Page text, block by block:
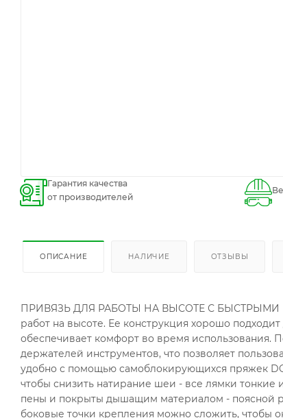
Гарантия качества
от производителей
ОПИСАНИЕ НАЛИЧИЕ ОТЗЫВЫ
ПРИВЯЗЬ ДЛЯ РАБОТЫ НА ВЫСОТЕ С БЫСТРЫМИ
работ на высоте. Ее конструкция хорошо
обеспечивает комфорт во время использования.
держателей инструментов, что позволяет
удобно с помощью самоблокирующихся пряжек
чтобы снизить натирание шеи - все лямки тонкие
пены и покрыты дышащим материалом - поясной
боковые точки крепления можно сложить, чтобы